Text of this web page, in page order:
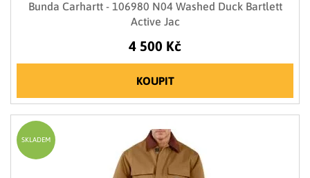
Bunda Carhartt - 106980 N04 Washed Duck Bartlett
Active Jac
4 500 Kč
KOUPIT
SKLADEM